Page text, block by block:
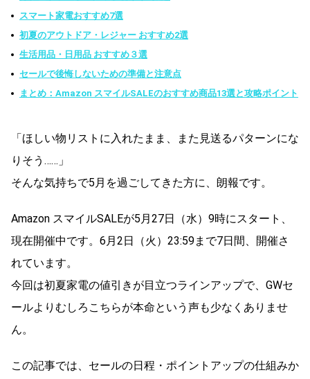
スマート家電おすすめ7選
初夏のアウトドア・レジャー おすすめ2選
生活用品・日用品 おすすめ３選
セールで後悔しないための準備と注意点
まとめ：Amazon スマイルSALEのおすすめ商品13選と攻略ポイント
「ほしい物リストに入れたまま、また見送るパターンにな
りそう……」
そんな気持ちで5月を過ごしてきた方に、朗報です。
Amazon スマイルSALEが5月27日（水）9時にスタート、
現在開催中です。6月2日（火）23:59まで7日間、開催さ
れています。
今回は初夏家電の値引きが目立つラインアップで、GWセ
ールよりむしろこちらが本命という声も少なくありませ
ん。
この記事では、セールの日程・ポイントアップの仕組みか